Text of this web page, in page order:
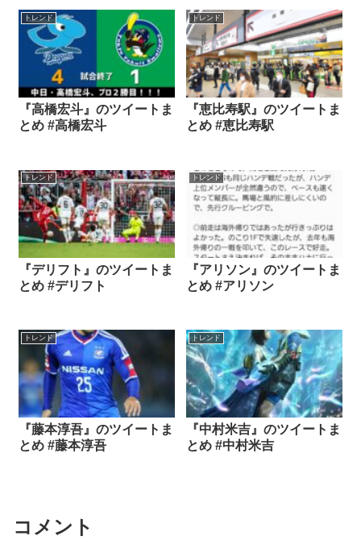
トレンド
『高橋宏斗』のツイートま
とめ #高橋宏斗
トレンド
『恵比寿駅』のツイートま
とめ #恵比寿駅
トレンド
『デリフト』のツイートま
とめ #デリフト
トレンド
『アリソン』のツイートま
とめ #アリソン
トレンド
『藤本淳吾』のツイートま
とめ #藤本淳吾
トレンド
『中村米吉』のツイートま
とめ #中村米吉
コメント